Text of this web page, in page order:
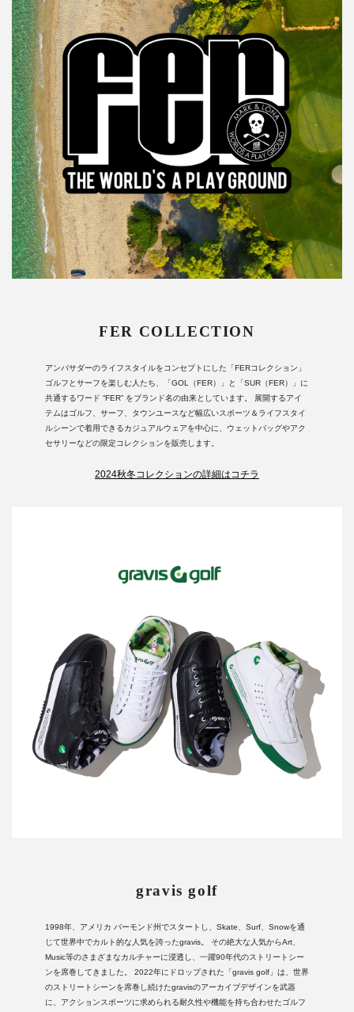
FER COLLECTION
アンバサダーのライフスタイルをコンセプトにした「FERコレクション」
ゴルフとサーフを楽しむ人たち、「GOL（FER）」と「SUR（FER）」に
共通するワード “FER” をブランド名の由来としています。 展開するアイ
テムはゴルフ、サーフ、タウンユースなど幅広いスポーツ＆ライフスタイ
ルシーンで着用できるカジュアルウェアを中心に、ウェットバッグやアク
セサリーなどの限定コレクションを販売します。
2024秋冬コレクションの詳細はコチラ
gravis golf
1998年、アメリカ バーモンド州でスタートし、Skate、Surf、Snowを通
じて世界中でカルト的な人気を誇ったgravis。 その絶大な人気からArt、
Music等のさまざまなカルチャーに浸透し、一躍90年代のストリートシー
ンを席巻してきました。 2022年にドロップされた「gravis golf」は、世界
のストリートシーンを席巻し続けたgravisのアーカイブデザインを武器
に、アクションスポーツに求められる耐久性や機能を持ち合わせたゴルフ